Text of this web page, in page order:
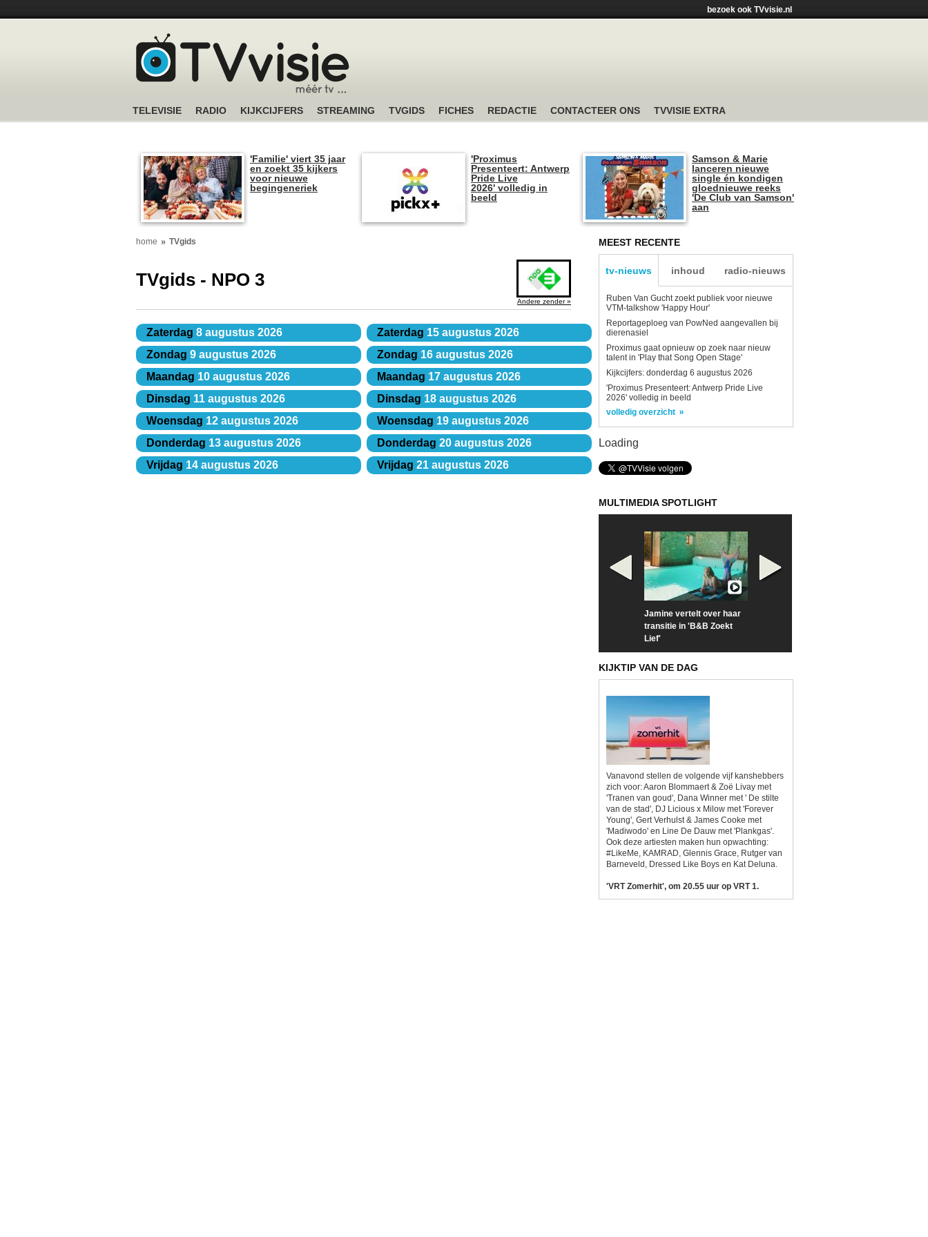
bezoek ook TVvisie.nl
TELEVISIE RADIO KIJKCIJFERS STREAMING TVGIDS FICHES REDACTIE CONTACTEER ONS TVVISIE EXTRA
'Familie' viert 35 jaar
en zoekt 35 kijkers
voor nieuwe
begingeneriek
'Proximus
Presenteert: Antwerp
Pride Live
2026' volledig in
beeld
Samson & Marie
lanceren nieuwe
single én kondigen
gloednieuwe reeks
'De Club van Samson'
aan
home TVgids
TVgids - NPO 3
Andere zender »
Zaterdag 8 augustus 2026
Zondag 9 augustus 2026
Maandag 10 augustus 2026
Dinsdag 11 augustus 2026
Woensdag 12 augustus 2026
Donderdag 13 augustus 2026
Vrijdag 14 augustus 2026
Zaterdag 15 augustus 2026
Zondag 16 augustus 2026
Maandag 17 augustus 2026
Dinsdag 18 augustus 2026
Woensdag 19 augustus 2026
Donderdag 20 augustus 2026
Vrijdag 21 augustus 2026
MEEST RECENTE
tv-nieuws inhoud radio-nieuws
Ruben Van Gucht zoekt publiek voor nieuwe
VTM-talkshow 'Happy Hour'
Reportageploeg van PowNed aangevallen bij
dierenasiel
Proximus gaat opnieuw op zoek naar nieuw
talent in 'Play that Song Open Stage'
Kijkcijfers: donderdag 6 augustus 2026
'Proximus Presenteert: Antwerp Pride Live
2026' volledig in beeld
volledig overzicht
Loading
MULTIMEDIA SPOTLIGHT
Jamine vertelt over haar
transitie in 'B&B Zoekt
Lief'
KIJKTIP VAN DE DAG
Vanavond stellen de volgende vijf kanshebbers
zich voor: Aaron Blommaert & Zoë Livay met
'Tranen van goud', Dana Winner met ' De stilte
van de stad', DJ Licious x Milow met 'Forever
Young', Gert Verhulst & James Cooke met
'Madiwodo' en Line De Dauw met 'Plankgas'.
Ook deze artiesten maken hun opwachting:
#LikeMe, KAMRAD, Glennis Grace, Rutger van
Barneveld, Dressed Like Boys en Kat Deluna.
'VRT Zomerhit', om 20.55 uur op VRT 1.